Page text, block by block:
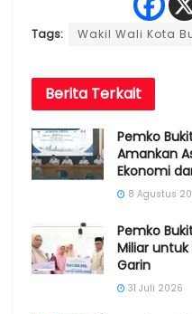
Tags: Wakil Wali Kota
Berita Terkait
Pemko
Amankan
Ekonomi
8 Agustus
Pemko
Miliar
Garin
31 Juli 2026